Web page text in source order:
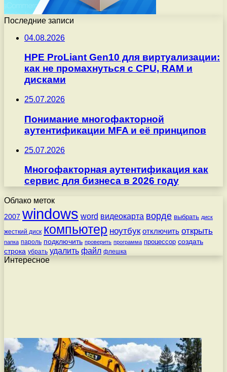
Последние записи
04.08.2026
HPE ProLiant Gen10 для виртуализации:
как не промахнуться с CPU, RAM и
дисками
25.07.2026
Понимание многофакторной
аутентификации MFA и её принципов
25.07.2026
Многофакторная аутентификация как
сервис для бизнеса в 2026 году
Облако меток
2007 windows word видеокарта ворде выбрать диск
жесткий диск компьютер ноутбук отключить открыть
папка пароль подключить проверить программа процессор создать
строка убрать удалить файл флешка
Интересное